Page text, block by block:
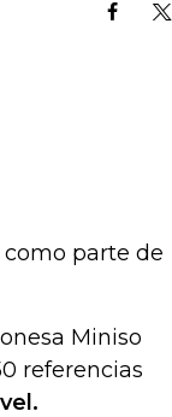
como parte de
Miniso
referencias